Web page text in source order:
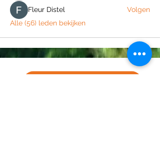
Fleur Distel
Volgen
Alle (56) leden bekijken